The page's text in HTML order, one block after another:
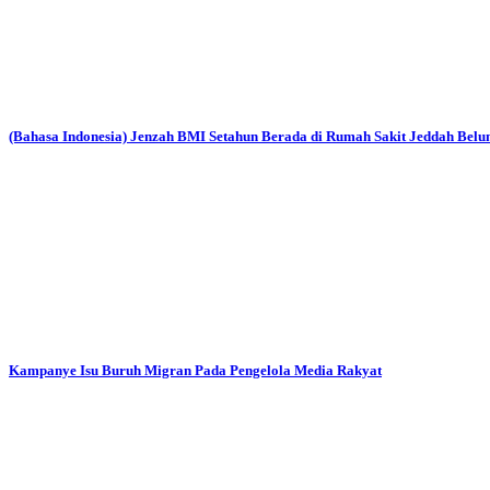
(Bahasa Indonesia) Jenzah BMI Setahun Berada di Rumah Sakit Jeddah
Kampanye Isu Buruh Migran Pada Pengelola Media Rakyat